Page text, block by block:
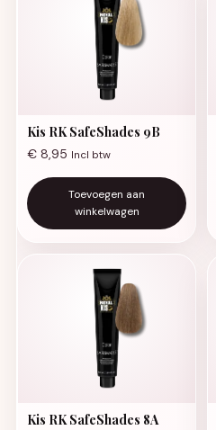
Kis RK SafeShades 9B
€ 8,95 Incl btw
Toevoegen aan
winkelwagen
Kis RK SafeShades 8A